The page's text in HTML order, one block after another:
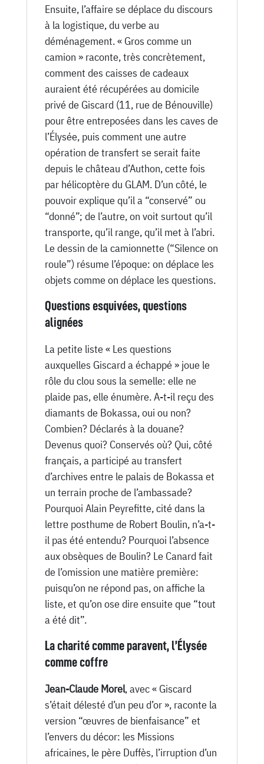
Ensuite, l’affaire se déplace du discours
à la logistique, du verbe au
déménagement. « Gros comme un
camion » raconte, très concrètement,
comment des caisses de cadeaux
auraient été récupérées au domicile
privé de Giscard (11, rue de Bénouville)
pour être entreposées dans les caves de
l’Élysée, puis comment une autre
opération de transfert se serait faite
depuis le château d’Authon, cette fois
par hélicoptère du GLAM. D’un côté, le
pouvoir explique qu’il a “conservé” ou
“donné”; de l’autre, on voit surtout qu’il
transporte, qu’il range, qu’il met à l’abri.
Le dessin de la camionnette (“Silence on
roule”) résume l’époque: on déplace les
objets comme on déplace les questions.
Questions esquivées, questions
alignées
La petite liste « Les questions
auxquelles Giscard a échappé » joue le
rôle du clou sous la semelle: elle ne
plaide pas, elle énumère. A-t-il reçu des
diamants de Bokassa, oui ou non?
Combien? Déclarés à la douane?
Devenus quoi? Conservés où? Qui, côté
français, a participé au transfert
d’archives entre le palais de Bokassa et
un terrain proche de l’ambassade?
Pourquoi Alain Peyrefitte, cité dans la
lettre posthume de Robert Boulin, n’a-t-
il pas été entendu? Pourquoi l’absence
aux obsèques de Boulin? Le Canard fait
de l’omission une matière première:
puisqu’on ne répond pas, on affiche la
liste, et qu’on ose dire ensuite que “tout
a été dit”.
La charité comme paravent, l’Élysée
comme coffre
Jean-Claude Morel, avec « Giscard
s’était délesté d’un peu d’or », raconte la
version “œuvres de bienfaisance” et
l’envers du décor: les Missions
africaines, le père Duffès, l’irruption d’un